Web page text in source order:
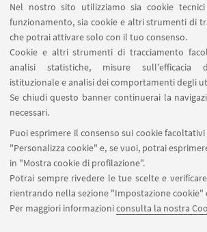
Nel nostro sito utilizziamo sia cookie
funzionamento, sia cookie e altri strumenti di
che potrai attivare solo con il tuo consenso.
Cookie e altri strumenti di tracciamento
analisi statistiche, misure sull'efficacia
istituzionale e analisi dei comportamenti degli
Se chiudi questo banner continuerai la
necessari.
Puoi esprimere il consenso sui cookie
"Personalizza cookie" e, se vuoi, potrai
in "Mostra cookie di profilazione".
Potrai sempre rivedere le tue scelte e
rientrando nella sezione "Impostazione cookie"
Per maggiori informazioniconsulta la nostra
Area riservata
Area DIT
SEGUI IL DIPARTIMENTO
SEGUI UNIBO SU:
APP: